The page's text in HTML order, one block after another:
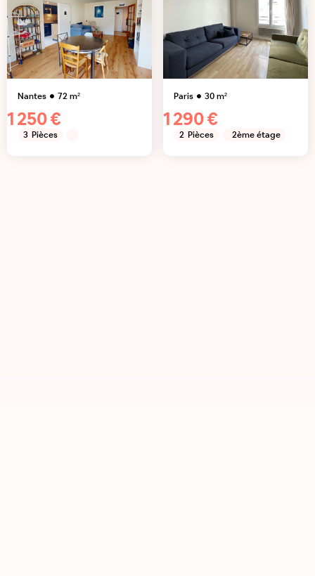
Nantes 72m²
1 250 €
3 Pièces
Paris 30m²
1 290 €
2 Pièces 2ème étage